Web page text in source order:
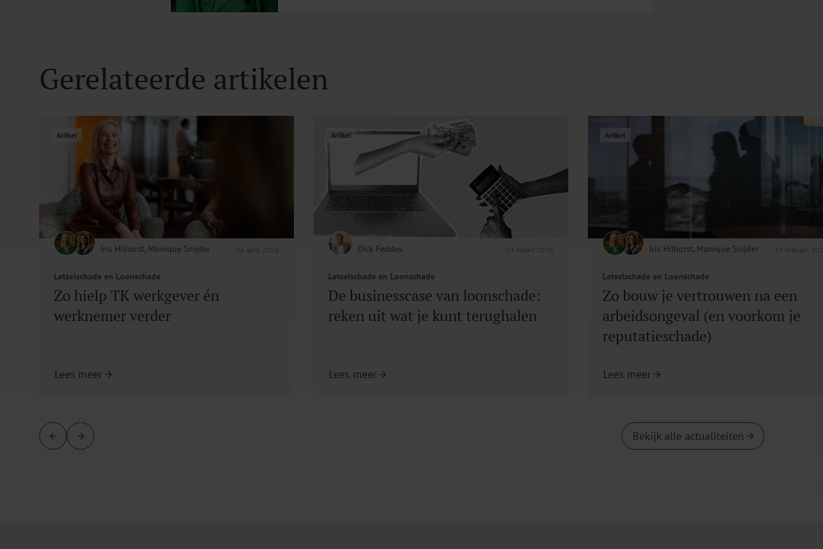
Gerelateerde artikelen
Artikel
Iris Hilhorst, Monique Snijder 06 april 2026
Letselschade en Loonschade
Zo hielp TK werkgever én
werknemer verder
Lees meer
Artikel
Dick Feddes 14 maart 2026
Letselschade en Loonschade
De businesscase van loonschade:
reken uit wat je kunt terughalen
Lees meer
Artikel
Iris Hilhorst, Monique Snijder 19 februari
Letselschade en Loonschade
Zo bouw je vertrouwen na een
arbeidsongeval (en voorkom je
reputatieschade)
Lees meer
Bekijk alle actualiteiten